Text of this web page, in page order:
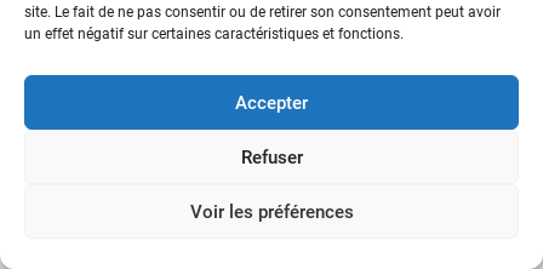
site. Le fait de ne pas consentir ou de retirer son consentement peut avoir
un effet négatif sur certaines caractéristiques et fonctions.
Accepter
Refuser
Voir les préférences
l’indépendance / La NACIP lance un appel solennel à
la libération des prisonniers politiques